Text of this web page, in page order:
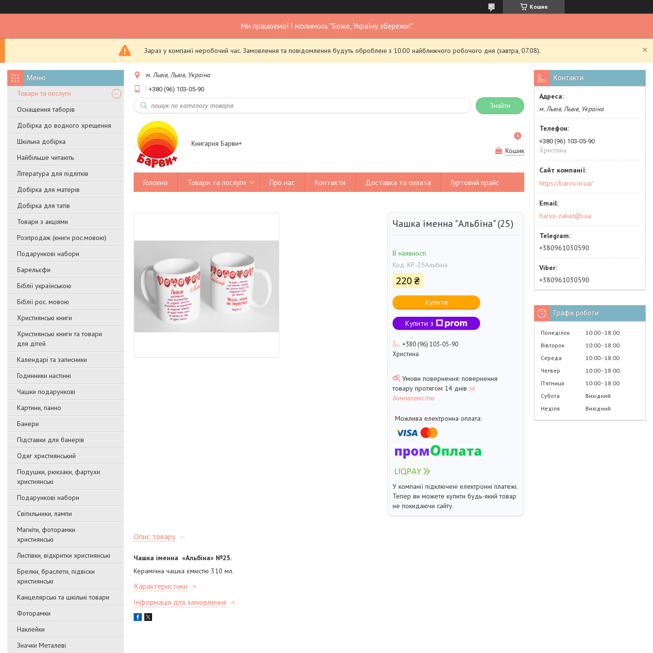
Кошик
Ми працюємо! І молимось "Боже, Україну збережи!"
Зараз у компанії неробочий час. Замовлення та повідомлення будуть оброблені з 10:00 найближчого робочого дня (завтра, 07.08).
Товари та послуги
Оснащення таборів
Добірка до водного хрещення
Шкільна добірка
Найбільше читають
Література для підлітків
Добірка для матерів
Добірка для татів
Товари з акціями
Розпродаж (книги рос.мовою)
Подарункові набори
Барельєфи
Біблії українською
Біблії рос. мовою
Християнські книги
Християнські книги та товари
для дітей
Календарі та записники
Годинники настінні
Чашки подарункові
Картини, панно
Банери
Підставки для банерів
Одяг християнський
Подушки, рюкзаки, фартухи
християнські
Подарункові набори
Світильники, лампи
Магніти, фоторамки
християнські
Листівки, відкритки християнські
Брелки, браслети, підвіски
християнські
Канцелярські та шкільні товари
Фоторамки
Наклейки
Значки Металеві
м. Львів, Львів, Україна
+380 (96) 103-05-90
Знайти
Книгарня Барви+
Кошик
Головна Товари та послуги Про нас Контакти Доставка та оплата Гуртовий прайс
Чашка іменна "Альбіна" (25)
В наявності
Код: КР-25Альбіна
220 ₴
Купити
Купити з
+380 (96) 103-05-90
Христина
повернення
товару протягом 14 днів за
домовленістю
У компанії підключені електронні платежі.
Тепер ви можете купити будь-який товар
не покидаючи сайту.
Опис товару
Чашка іменна «Альбіна» №25.
Керамічна чашка ємкістю 310 мл.
Характеристики
Інформація для замовлення
Контакти
м. Львів, Львів, Україна
+380 (96) 103-05-90
Христина
https://barvu.in.ua/
barvu-zakaz@i.ua
+380961030590
+380961030590
Графік роботи
Понеділок 10:00 18:00
Вівторок
10:00 18:00
Середа
10:00 18:00
Четвер
10:00 18:00
Пʼятниця
10:00 18:00
Субота
Вихідний
Неділя
Вихідний